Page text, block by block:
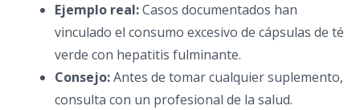
Ejemplo real:Casos documentados han
vinculado el consumo excesivo de cápsulas de té
verde con hepatitis fulminante.
Consejo:Antes de tomar cualquier suplemento,
consulta con un profesional de la salud.